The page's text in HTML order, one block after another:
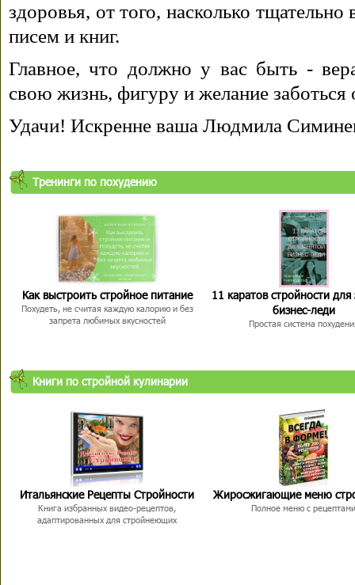
здоровья, от того, насколько
писем и книг.
Главное, что должно у вас быть -
свою жизнь, фигуру и желание заботься
Удачи! Искренне ваша Людмила
Тренинги по похудению
Как выстроить стройное питание
Похудеть, не считая каждую калорию и без
запрета любимых вкусностей
11 каратов стройности для
бизнес-леди
Простая система
Книги по стройной кулинарии
Итальянские Рецепты Стройности
Книга избранных видео-рецептов,
адаптированных для стройнеющих
Жиросжигающие меню
Полное меню с рецептами